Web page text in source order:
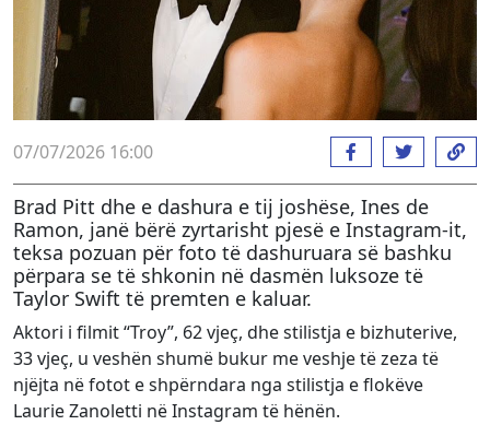
07/07/2026 16:00
Brad Pitt dhe e dashura e tij joshëse, Ines de
Ramon, janë bërë zyrtarisht pjesë e Instagram-it,
teksa pozuan për foto të dashuruara së bashku
përpara se të shkonin në dasmën luksoze të
Taylor Swift të premten e kaluar.
Aktori i filmit “Troy”, 62 vjeç, dhe stilistja e bizhuterive,
33 vjeç, u veshën shumë bukur me veshje të zeza të
njëjta në fotot e shpërndara nga stilistja e flokëve
Laurie Zanoletti në Instagram të hënën.